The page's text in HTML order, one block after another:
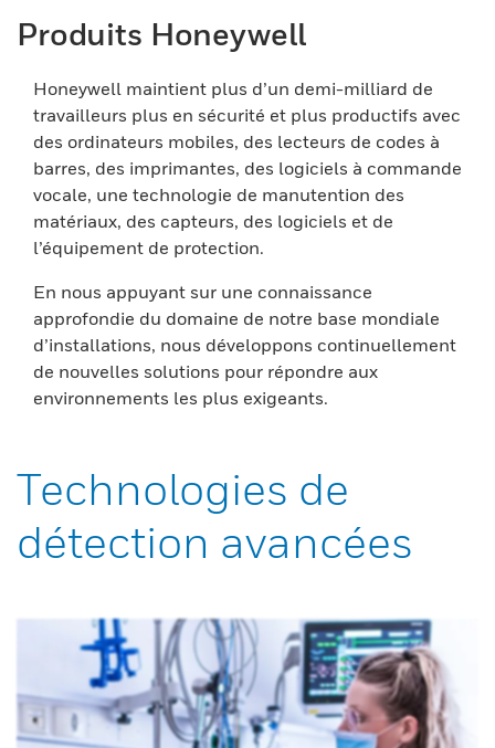
Produits Honeywell
Honeywell maintient plus d’un demi-milliard de
travailleurs plus en sécurité et plus productifs avec
des ordinateurs mobiles, des lecteurs de codes à
barres, des imprimantes, des logiciels à commande
vocale, une technologie de manutention des
matériaux, des capteurs, des logiciels et de
l’équipement de protection.
En nous appuyant sur une connaissance
approfondie du domaine de notre base mondiale
d’installations, nous développons continuellement
de nouvelles solutions pour répondre aux
environnements les plus exigeants.
Technologies de
détection avancées